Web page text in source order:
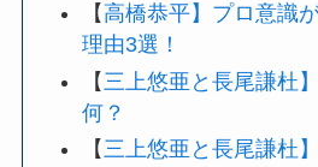
【高橋恭平】プロ意識
理由3選！
【 三上悠亜と長尾謙杜
何？
【三上悠亜と長尾謙杜